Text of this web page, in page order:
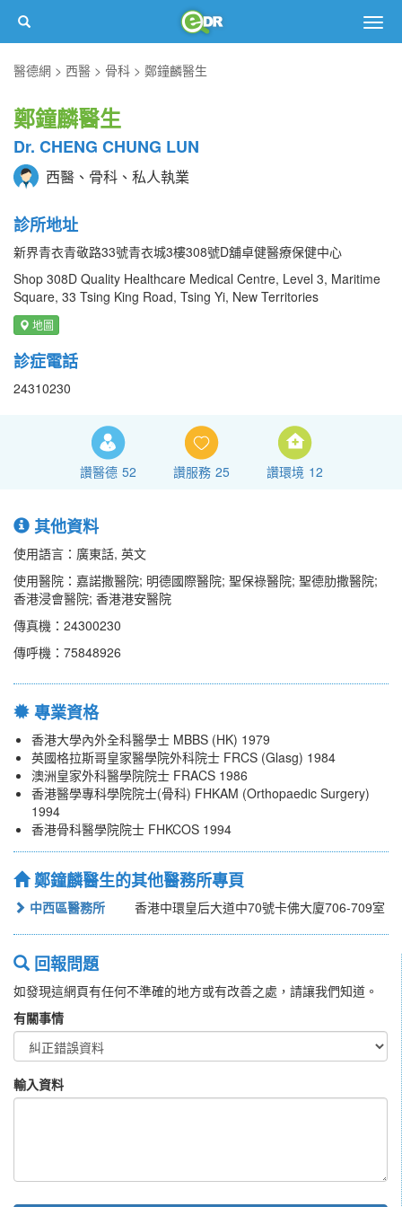
醫德網
西醫 骨科 鄭鐘麟醫生
鄭鐘麟醫生
Dr. CHENG CHUNG LUN
西醫、骨科、私人執業
診所地址
新界青衣青敬路33號青衣城3樓308號D舖卓健醫療保健中心
Shop 308D Quality Healthcare Medical Centre, Level 3, Maritime
Square, 33 Tsing King Road, Tsing Yi, New Territories
地圖
診症電話
24310230
讚醫德 52 讚服務 25 讚環境 12
其他資料
使用語言：廣東話, 英文
使用醫院：嘉諾撒醫院; 明德國際醫院; 聖保祿醫院; 聖德肋撒醫院;
香港浸會醫院; 香港港安醫院
傳真機：24300230
傳呼機：75848926
專業資格
香港大學內外全科醫學士 MBBS (HK) 1979
英國格拉斯哥皇家醫學院外科院士 FRCS (Glasg) 1984
澳洲皇家外科醫學院院士 FRACS 1986
香港醫學專科學院院士(骨科) FHKAM (Orthopaedic Surgery)
1994
香港骨科醫學院院士 FHKCOS 1994
鄭鐘麟醫生的其他醫務所專頁
中西區醫務所 香港中環皇后大道中70號卡佛大廈706-709室
回報問題
如發現這網頁有任何不準確的地方或有改善之處，請讓我們知道。
有關事情
輸入資料